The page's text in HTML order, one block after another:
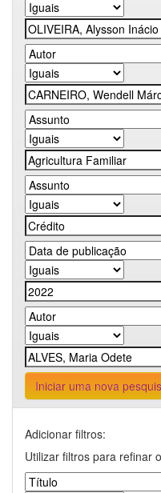
Iniciar uma nova
Adicionar filtros:
Utilizar filtros para refinar